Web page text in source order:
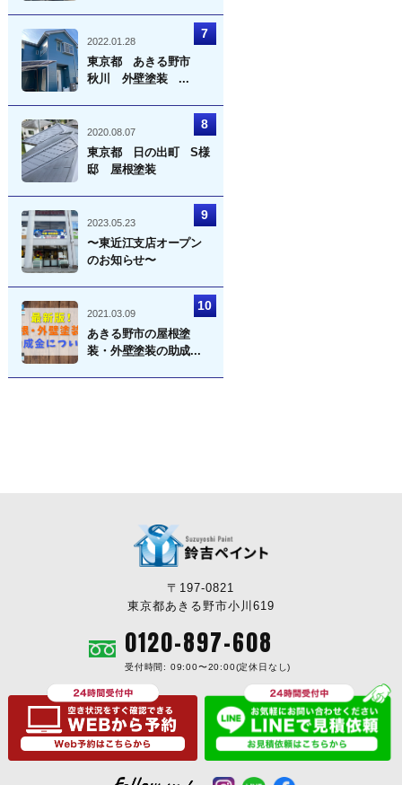
2022.01.28
東京都 あきる野市
秋川 外壁塗装 ...
2020.08.07
東京都 日の出町 S様
邸 屋根塗装
2023.05.23
〜東近江支店オープン
のお知らせ〜
2021.03.09
あきる野市の屋根塗
装・外壁塗装の助成...
〒197-0821
東京都あきる野市小川619
0120-897-608
受付時間: 09:00〜20:00(定休日なし)